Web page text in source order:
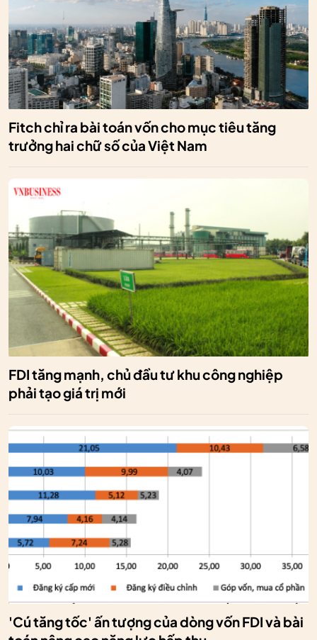
Fitch chỉ ra bài toán vốn cho mục tiêu tăng
trưởng hai chữ số của Việt Nam
FDI tăng mạnh, chủ đầu tư khu công nghiệp
phải tạo giá trị mới
'Cú tăng tốc' ấn tượng của dòng vốn FDI và bài